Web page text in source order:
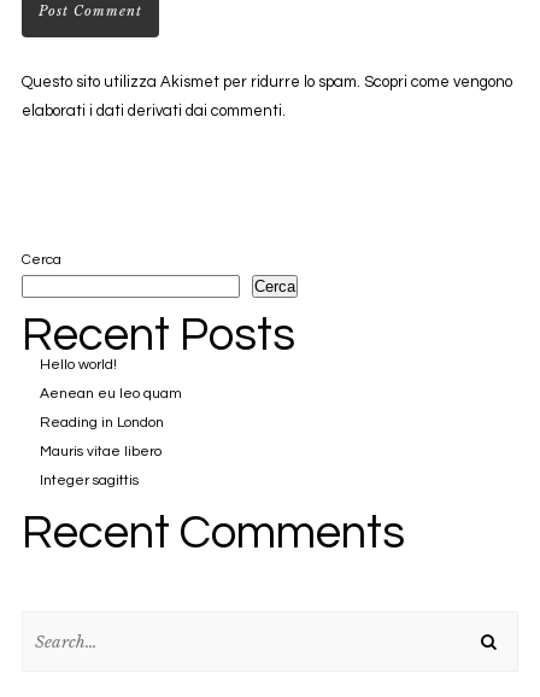
Questo sito utilizza Akismet per ridurre lo spam. Scopri come vengono
elaborati i dati derivati dai commenti.
Cerca
Cerca
Recent Posts
Hello world!
Aenean eu leo quam
Reading in London
Mauris vitae libero
Integer sagittis
Recent Comments